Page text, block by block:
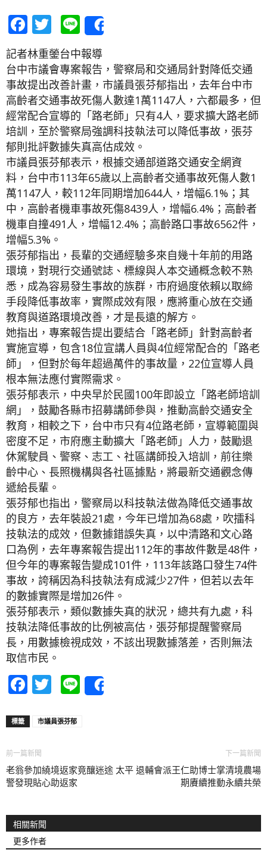
Facebook
Twitter
Line
記者林重鎣台中報導
台中市議會專案報告，警察局和交通局針對降低交通
事故提出改善計畫，市議員張芬郁指出，去年台中市
高齡者交通事故死傷人數達1萬1147人，六都最多，但
經常配合宣導的「路老師」只有4人，要求擴大路老師
培訓，至於警察局強調科技執法可以降低事故，張芬
郁則批評數據失真高估成效。
市議員張芬郁表示，根據交通部道路交通安全網資
料，台中市113年65歲以上高齡者交通事故死傷人數1
萬1147人，較112年同期增加644人，增幅6.1%；其
中，高齡者機車事故死傷8439人，增幅6.4%；高齡者
機車自撞491人，增幅12.4%；高齡路口事故6562件，
增幅5.3%。
張芬郁指出，長輩的交通經驗多來自幾十年前的用路
環境，對現行交通號誌、標線與人本交通概念較不熟
悉，成為容易發生事故的族群，市府過度依賴以取締
手段降低事故率，實際成效有限，應將重心放在交通
教育與道路環境改善，才是長遠的解方。
她指出，專案報告提出要結合「路老師」針對高齡者
實施宣導，包含18位宣講人員與4位經常配合的「路老
師」，但對於每年超過萬件的事故量，22位宣導人員
根本無法應付實際需求。
張芬郁表示，中央早於民國100年即設立「路老師培訓
網」，鼓勵各縣市招募講師參與，推動高齡交通安全
教育，相較之下，台中市只有4位路老師，宣導範圍與
密度不足，市府應主動擴大「路老師」人力，鼓勵退
休駕駛員、警察、志工、社區講師投入培訓，前往樂
齡中心、長照機構與各社區據點，將最新交通觀念傳
遞給長輩。
張芬郁也指出，警察局以科技執法做為降低交通事故
的良方，去年裝設21處，今年已增加為68處，吹擂科
技執法的成效，但數據錯誤失真，以中清路和文心路
口為例，去年專案報告提出112年的事故件數是48件，
但今年的專案報告變成101件，113年該路口發生74件
事故，誇稱因為科技執法有成減少27件，但若以去年
的數據實際是增加26件。
張芬郁表示，類似數據失真的狀況，總共有九處，科
技執法降低事故的比例被高估，張芬郁提醒警察局
長，用數據檢視成效，不該出現數據落差，否則無法
取信市民。
Facebook
Twitter
Line
標籤 市議員張芬郁
前一篇新聞
老翁參加繞境返家竟釀迷途 太平
警發現貼心助返家
下一篇新聞
退輔會派王仁助博士掌清境農場
期賡續推動永續共榮
相關新聞
更多作者